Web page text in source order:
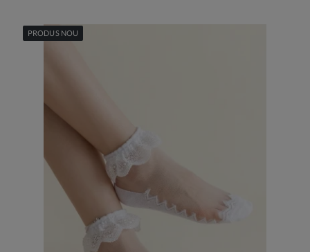
PRODUS NOU